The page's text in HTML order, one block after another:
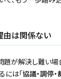
由は関係ない
題が解決し難い場
には「協議・調停・